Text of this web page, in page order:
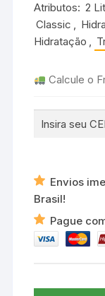
Atributos: 2
Classic ,
Hidratação ,
Calcule o
Envios
Brasil!
Pague